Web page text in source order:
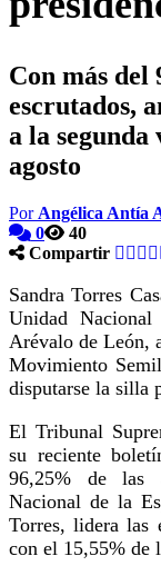
Con más del
escrutados,
a la
agosto
Por Angélica Antía
0
40
Compartir
Sandra Torres
Unidad
Arévalo de León,
Movimiento
disputarse la silla
El Tribunal
su reciente
96,25% de las
Nacional de la
Torres, lidera las
con el 15,55% de